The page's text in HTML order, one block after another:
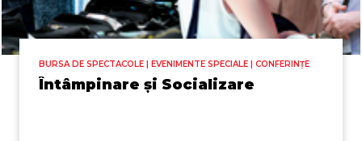
BURSA DE SPECTACOLE | EVENIMENTE SPECIALE | CONFERINȚE
Întâmpinare și Socializare